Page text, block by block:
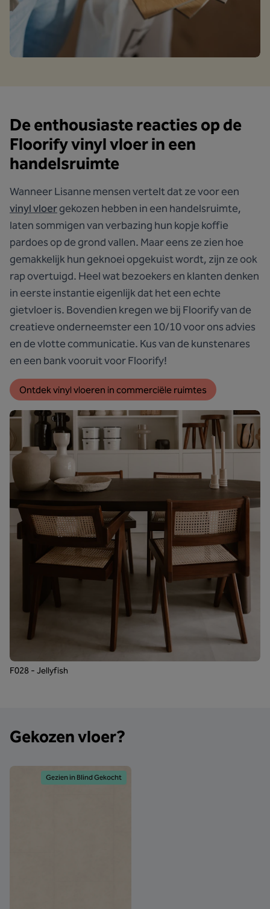
De enthousiaste reacties op de
Floorify vinyl vloer in een
handelsruimte
Wanneer Lisanne mensen vertelt dat ze voor een
vinyl vloergekozen hebben in een handelsruimte,
laten sommigen van verbazing hun kopje koffie
pardoes op de grond vallen. Maar eens ze zien hoe
gemakkelijk hun geknoei opgekuist wordt, zijn ze ook
rap overtuigd. Heel wat bezoekers en klanten denken
in eerste instantie eigenlijk dat het een echte
gietvloer is. Bovendien kregen we bij Floorify van de
creatieve onderneemster een 10/10 voor ons advies
en de vlotte communicatie. Kus van de kunstenares
en een bank vooruit voor Floorify!
Ontdek vinyl vloeren in commerciële ruimtes
F028 - Jellyfish
Gekozen vloer?
Gezien in Blind Gekocht